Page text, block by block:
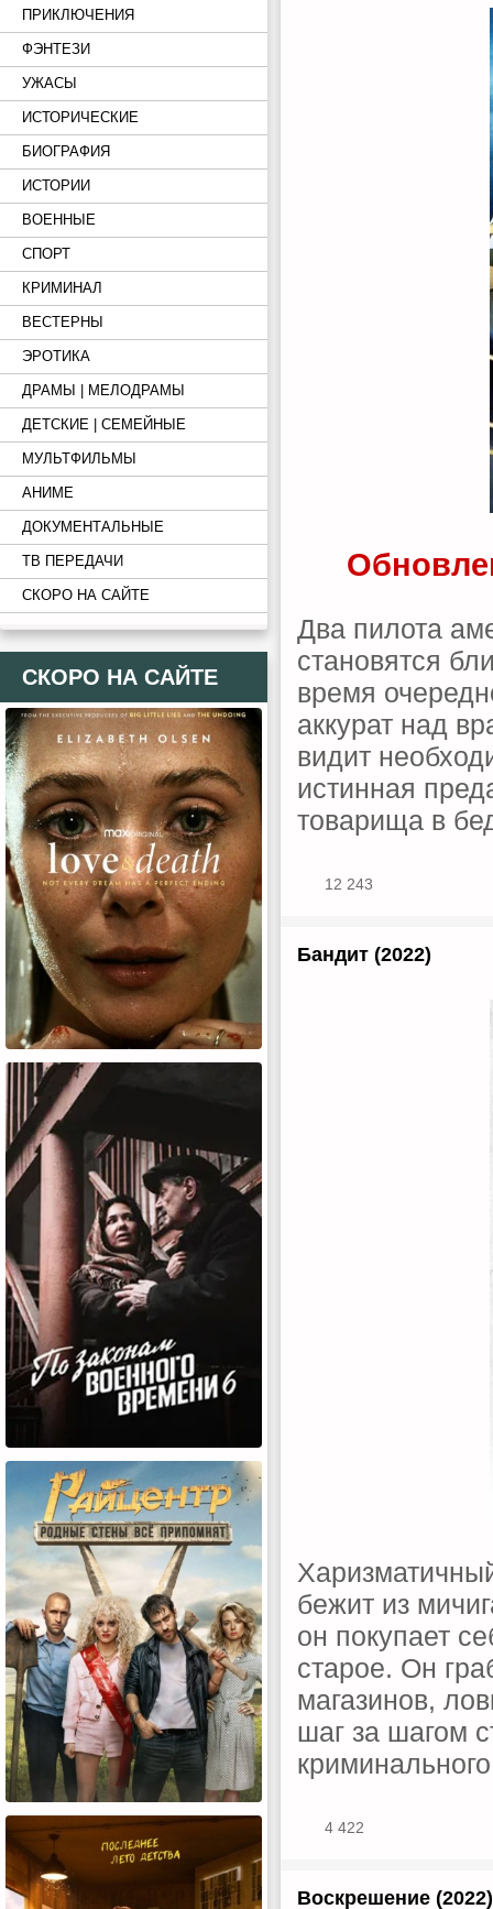
ПРИКЛЮЧЕНИЯ
ФЭНТЕЗИ
УЖАСЫ
ИСТОРИЧЕСКИЕ
БИОГРАФИЯ
ИСТОРИИ
ВОЕННЫЕ
СПОРТ
КРИМИНАЛ
ВЕСТЕРНЫ
ЭРОТИКА
ДРАМЫ | МЕЛОДРАМЫ
ДЕТСКИЕ | СЕМЕЙНЫЕ
МУЛЬТФИЛЬМЫ
АНИМЕ
ДОКУМЕНТАЛЬНЫЕ
ТВ ПЕРЕДАЧИ
СКОРО НА САЙТЕ
СКОРО НА САЙТЕ
Два пилота
становятся
время
аккурат над
видит
истинная
товарища в
12 243
Бандит (2022)
бежит из
он покупает
старое. Он
магазинов,
шаг за шагом
4 422
Воскрешение (2022)